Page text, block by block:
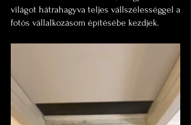
világot hátrahagyva teljes vállszélességgel a
fotós vállalkozásom építésébe kezdjek.